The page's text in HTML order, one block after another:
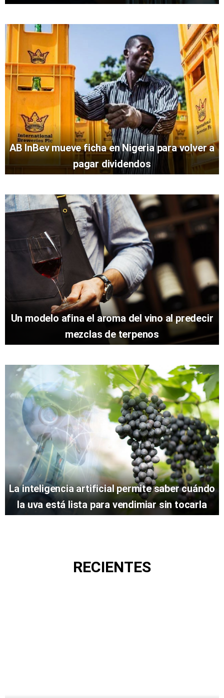
AB InBev mueve ficha en Nigeria para volver a
pagar dividendos
Un modelo afina el aroma del vino al predecir
mezclas de terpenos
La inteligencia artificial permite saber cuándo
la uva está lista para vendimiar sin tocarla
RECIENTES